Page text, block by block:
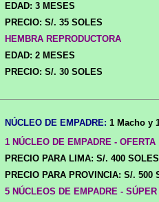
EDAD: 3 MESES
PRECIO: S/. 35 SOLES
HEMBRA REPRODUCTORA
EDAD: 2 MESES
PRECIO: S/. 30 SOLES
NÚCLEO DE EMPADRE: 1 Macho y
1 NÚCLEO DE EMPADRE - OFERTA
PRECIO PARA LIMA: S/. 400
PRECIO PARA PROVINCIA: S/.
5 NÚCLEOS DE EMPADRE - SÚPER